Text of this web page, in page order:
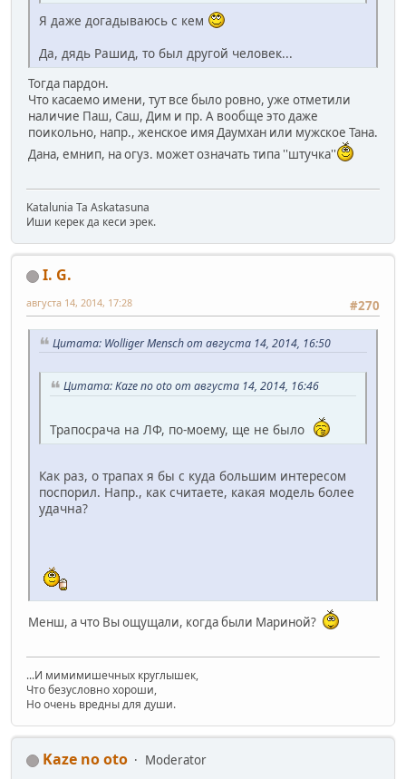
Я даже догадываюсь с кем
Да, дядь Рашид, то был другой человек...
Тогда пардон.
Что касаемо имени, тут все было ровно, уже отметили
наличие Паш, Саш, Дим и пр. А вообще это даже
поикольно, напр., женское имя Даумхан или мужское Тана.
Дана, емнип, на огуз. может означать типа ''штучка''
Katalunia Ta Askatasuna
Иши керек да кеси эрек.
I. G.
#270
августа 14, 2014, 17:28
Цитата: Wolliger Mensch от августа 14, 2014, 16:50
Цитата: Kaze no oto от августа 14, 2014, 16:46
Трапосрача на ЛФ, по-моему, ще не было
Как раз, о трапах я бы с куда большим интересом
поспорил. Напр., как считаете, какая модель более
удачна?
Менш, а что Вы ощущали, когда были Мариной?
...И мимимишечных круглышек,
Что безусловно хороши,
Но очень вредны для души.
Kaze no oto
Moderator